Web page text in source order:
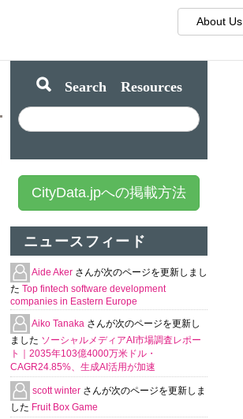
About Us
Search Resources
CityData.jpへの掲載方法
ニュースフィード
Aide Aker さんが次のページを更新しまし
た Top fintech software development
companies in Eastern Europe
Aiko Tanaka さんが次のページを更新し
ました ソーシャルメディアAI市場調査レポー
ト｜2035年103億4000万米ドル・
CAGR24.85%、生成AI活用が加速
scott winter さんが次のページを更新しま
した Fruit Box Game